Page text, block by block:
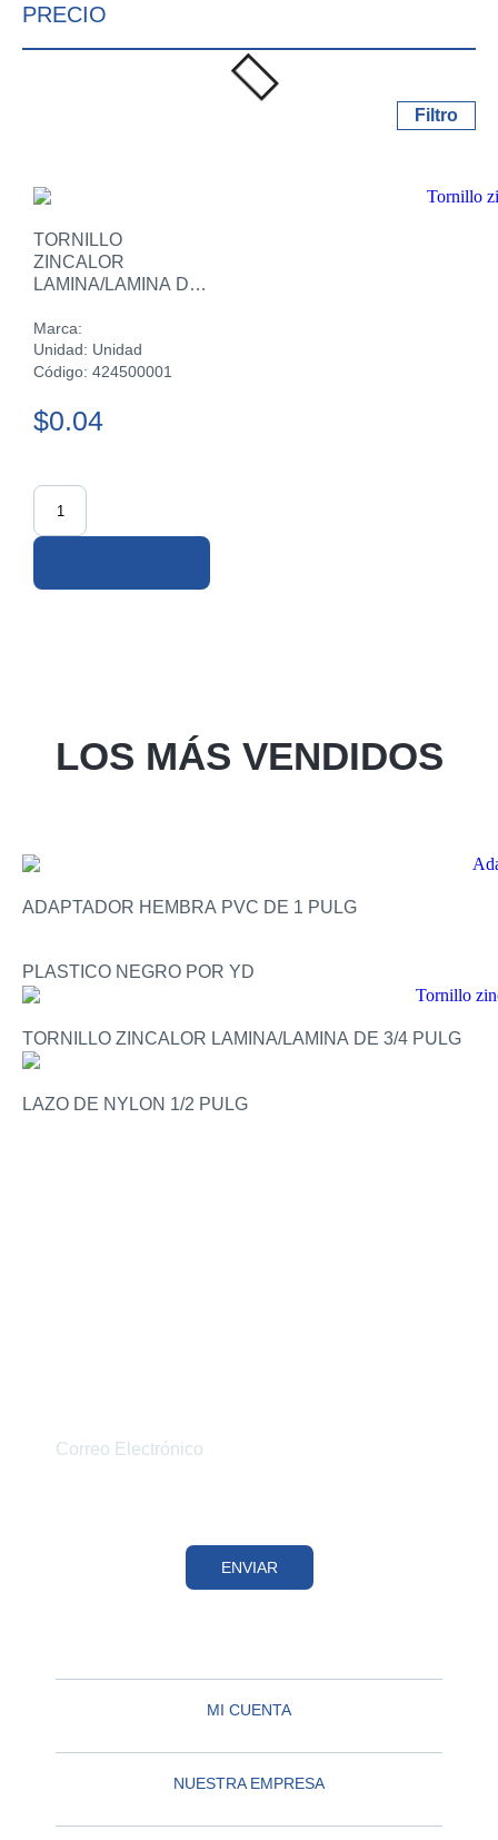
PRECIO
Filtro
TORNILLO
ZINCALOR
LAMINA/LAMINA DE
Marca:
Unidad: Unidad
Código: 424500001
$0.04
LOS MÁS VENDIDOS
ADAPTADOR HEMBRA PVC DE 1 PULG
PLASTICO NEGRO POR YD
TORNILLO ZINCALOR LAMINA/LAMINA DE 3/4 PULG
LAZO DE NYLON 1/2 PULG
ENVIAR
MI CUENTA
NUESTRA EMPRESA